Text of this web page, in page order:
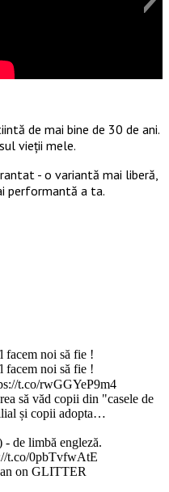
de mai bine de 30 de ani.
vieții mele.
- o variantă mai liberă,
performantă a ta.
facem noi să fie !
facem noi să fie !
t.co/rwGGYeP9m4
să văd copii din "casele de
și copii adopta…
de limbă engleză.
t.co/0pbTvfwAtE
on GLITTER